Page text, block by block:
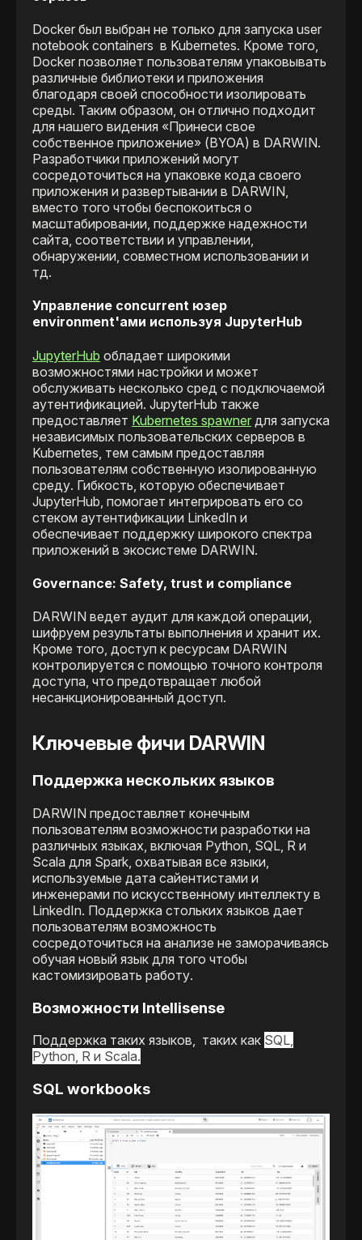
Docker был выбран не только для запуска user
notebook containers в Kubernetes. Кроме того,
Docker позволяет пользователям упаковывать
различные библиотеки и приложения
благодаря своей способности изолировать
среды. Таким образом, он отлично подходит
для нашего видения «Принеси свое
собственное приложение» (BYOA) в DARWIN.
Разработчики приложений могут
сосредоточиться на упаковке кода своего
приложения и развертывании в DARWIN,
вместо того чтобы беспокоиться о
масштабировании, поддержке надежности
сайта, соответствии и управлении,
обнаружении, совместном использовании и
тд.
Управление concurrent юзер
environment'ами используя JupyterHub
JupyterHub обладает широкими
возможностями настройки и может
обслуживать несколько сред с подключаемой
аутентификацией. JupyterHub также
предоставляет Kubernetes spawner для запуска
независимых пользовательских серверов в
Kubernetes, тем самым предоставляя
пользователям собственную изолированную
среду. Гибкость, которую обеспечивает
JupyterHub, помогает интегрировать его со
стеком аутентификации LinkedIn и
обеспечивает поддержку широкого спектра
приложений в экосистеме DARWIN.
Governance: Safety, trust и compliance
DARWIN ведет аудит для каждой операции,
шифруем результаты выполнения и хранит их.
Кроме того, доступ к ресурсам DARWIN
контролируется с помощью точного контроля
доступа, что предотвращает любой
несанкционированный доступ.
Ключевые фичи DARWIN
Поддержка нескольких языков
DARWIN предоставляет конечным
пользователям возможности разработки на
различных языках, включая Python, SQL, R и
Scala для Spark, охватывая все языки,
используемые дата сайентистами и
инженерами по искусственному интеллекту в
LinkedIn. Поддержка стольких языков дает
пользователям возможность
сосредоточиться на анализе не заморачиваясь
обучая новый язык для того чтобы
кастомизировать работу.
Возможности Intellisense
Поддержка таких языков, таких как SQL,
Python, R и Scala.
SQL workbooks